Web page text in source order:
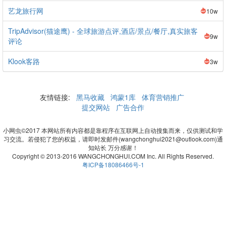
艺龙旅行网 10w
TripAdvisor(猫途鹰) - 全球旅游点评,酒店/景点/餐厅,真实旅客
评论
9w
Klook客路 3w
友情链接: 黑马收藏 鸿蒙1库 体育营销推广
提交网站
广告合作
小网虫©2017 本网站所有内容都是靠程序在互联网上自动搜集而来，仅供测试和学
习交流。若侵犯了您的权益，请即时发邮件(wangchonghui2021@outlook.com)通
知站长 万分感谢！
Copyright © 2013-2016 WANGCHONGHUI.COM Inc. All Rights Reserved.
粤ICP备18086466号-1